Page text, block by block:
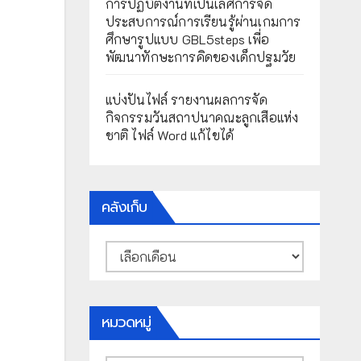
การปฏิบัติงานที่เป็นเลิศการจัด
ประสบการณ์การเรียนรู้ผ่านเกมการ
ศึกษารูปแบบ GBL5steps เพื่อ
พัฒนาทักษะการคิดของเด็กปฐมวัย
แบ่งปันไฟล์ รายงานผลการจัด
กิจกรรมวันสถาปนาคณะลูกเสือแห่ง
ชาติ ไฟล์ Word แก้ไขได้
คลังเก็บ
คลัง
เก็บ
หมวดหมู่